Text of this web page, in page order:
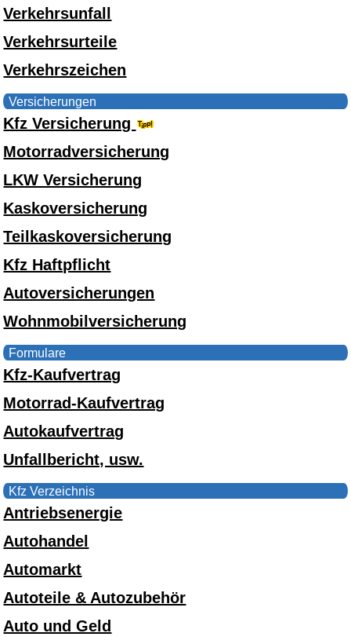
Verkehrsunfall
Verkehrsurteile
Verkehrszeichen
Versicherungen
Kfz Versicherung
Motorradversicherung
LKW Versicherung
Kaskoversicherung
Teilkaskoversicherung
Kfz Haftpflicht
Autoversicherungen
Wohnmobilversicherung
Formulare
Kfz-Kaufvertrag
Motorrad-Kaufvertrag
Autokaufvertrag
Unfallbericht, usw.
Kfz Verzeichnis
Antriebsenergie
Autohandel
Automarkt
Autoteile & Autozubehör
Auto und Geld